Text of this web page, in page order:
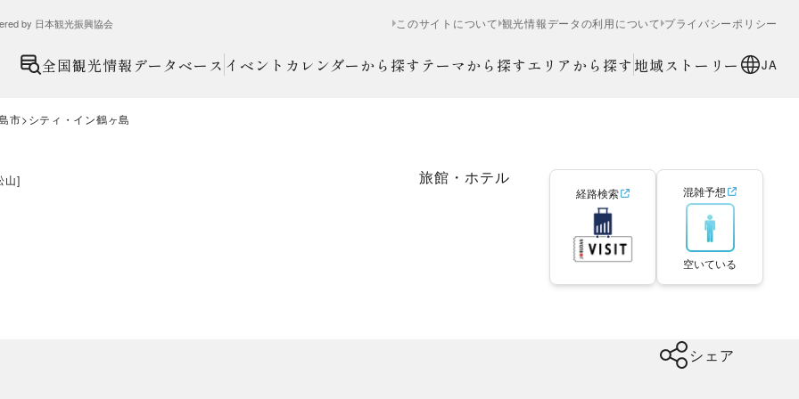
by 日本観光振興協会 このサイトについて 観光情報データの利用について プライバシーポリシー
全国観光情報データベース イベントカレンダーから探す テーマから探すエリアから探す 地域ストーリー JA
市 シティ・イン鶴ヶ島
山] 旅館・ホテル
経路検索 混雑予想
空いている
シェア